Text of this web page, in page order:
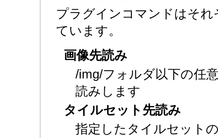
プラグインコマンドはそ
ています。
画像先読み
/img/フォルダ以下の任
読みします
タイルセット先読み
指定したタイルセット